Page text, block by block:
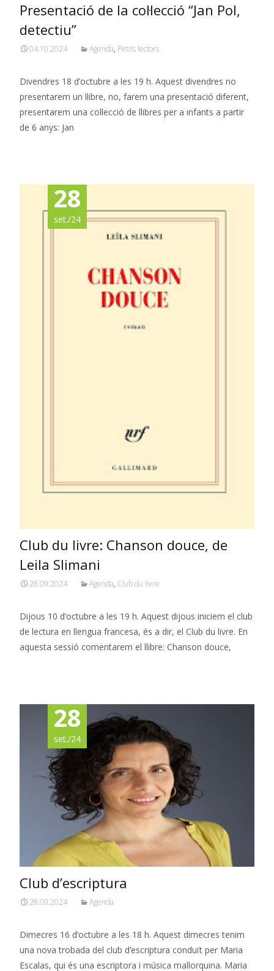
Presentació de la col·lecció “Jan Pol,
detectiu”
04.10.2024 Agenda, Petits lectors
Divendres 18 d’octubre a les 19 h. Aquest divendres no
presentarem un llibre, no, farem una presentació diferent,
presentarem una col·lecció de llibres per a infants a partir
de 6 anys: Jan
28
set./24
Club du livre: Chanson douce, de
Leila Slimani
28.09.2024 Agenda, Club du livre
Dijous 10 d’octubre a les 19 h. Aquest dijous iniciem el club
de lectura en llengua francesa, és a dir, el Club du livre. En
aquesta sessió comentarem el llibre: Chanson douce,
28
set./24
Club d’escriptura
28.09.2024 Agenda
Dimecres 16 d’octubre a les 18 h. Aquest dimecres tenim
una nova trobada del club d’escriptura conduït per Maria
Escalas, qui és una escriptora i música mallorquina. Maria